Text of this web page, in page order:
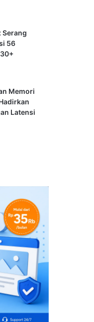
Serang
56
Memori
Latensi